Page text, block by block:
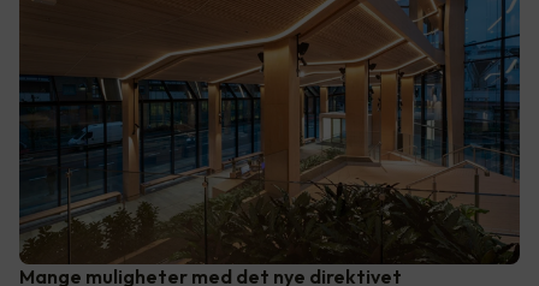
Mange muligheter med det nye direktivet